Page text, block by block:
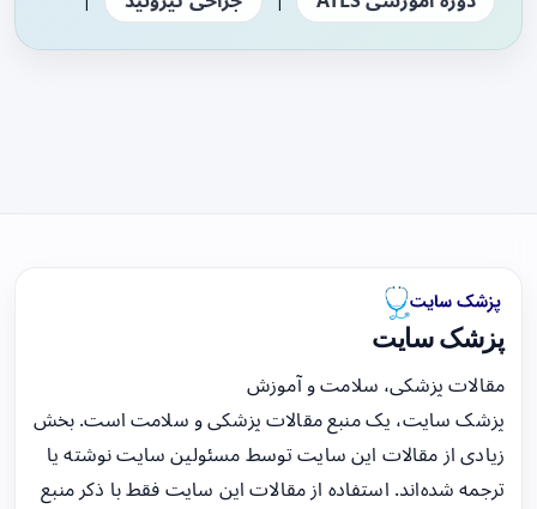
پزشک سایت
مقالات پزشکی، سلامت و آموزش
پزشک سایت، یک منبع مقالات پزشکی و سلامت است. بخش
زیادی از مقالات این سایت توسط مسئولین سایت نوشته یا
ترجمه شده‌اند. استفاده از مقالات این سایت فقط با ذکر منبع